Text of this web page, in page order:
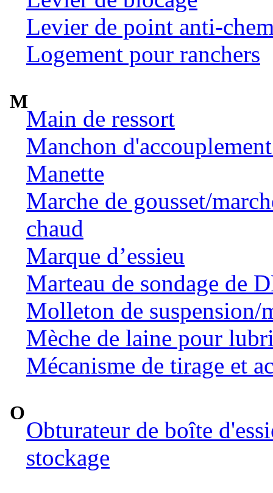
Levier de point anti-
Logement pour ranchers
M
Main de ressort
Manchon
Manette
Marche de gousset/
chaud
Marque d’essieu
Marteau de sondage de
Molleton de suspension/
Mèche de laine pour
Mécanisme de tirage et
O
Obturateur de boîte
stockage